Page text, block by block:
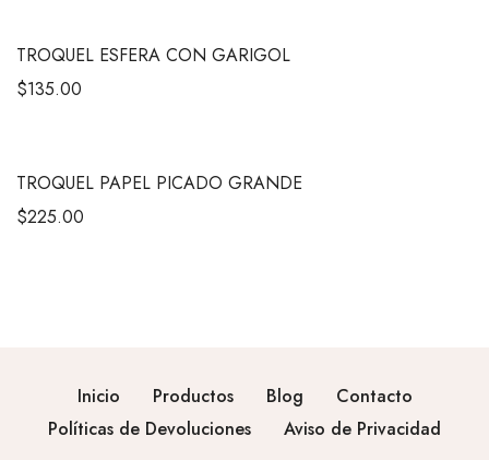
TROQUEL ESFERA CON GARIGOL
$135.00
TROQUEL PAPEL PICADO GRANDE
$225.00
Inicio Productos Blog
Contacto
Políticas de Devoluciones
Aviso de Privacidad